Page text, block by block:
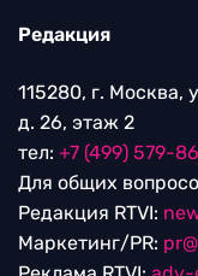
Редакция
115280, г. Москва,
д. 26, этаж 2
тел: +7 (499) 579-
Для общих
Редакция RTVI:
Маркетинг/PR: